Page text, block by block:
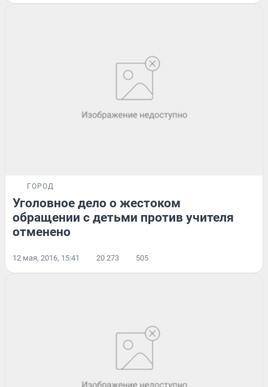
ГОРОД
Уголовное дело о жестоком
обращении с детьми против учителя
отменено
12 мая, 2016, 15:41 20 273 505